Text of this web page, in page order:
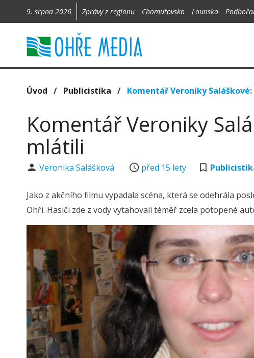
9. srpna 2026 Zprávy z regionu Chomutovsko Lounsko
Úvod / Publicistika / Komentář Veroniky
Komentář Veroniky
mlátili
Veronika Salášková před 15 lety
Jako z akčního filmu vypadala scéna, která se odehrála
Ohři. Hasiči zde z vody vytahovali téměř zcela potopené